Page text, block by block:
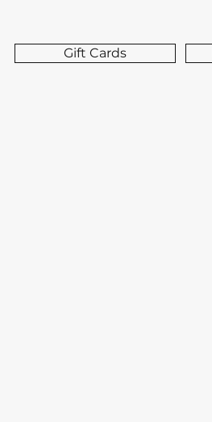
Gift Cards